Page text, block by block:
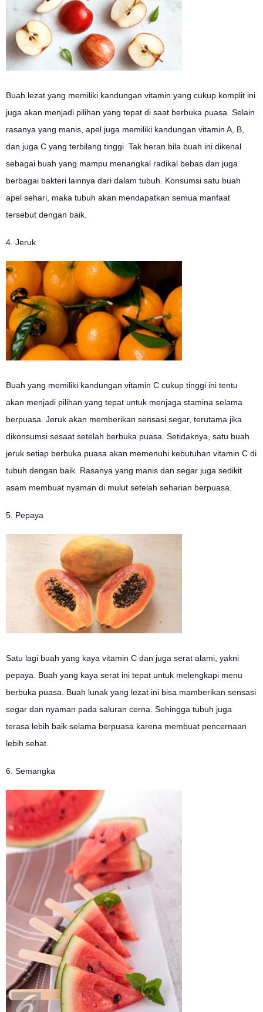
Buah lezat yang memiliki kandungan vitamin yang cukup komplit ini
juga akan menjadi pilihan yang tepat di saat berbuka puasa. Selain
rasanya yang manis, apel juga memiliki kandungan vitamin A, B,
dan juga C yang terbilang tinggi. Tak heran bila buah ini dikenal
sebagai buah yang mampu menangkal radikal bebas dan juga
berbagai bakteri lainnya dari dalam tubuh. Konsumsi satu buah
apel sehari, maka tubuh akan mendapatkan semua manfaat
tersebut dengan baik.
4. Jeruk
Buah yang memiliki kandungan vitamin C cukup tinggi ini tentu
akan menjadi pilihan yang tepat untuk menjaga stamina selama
berpuasa. Jeruk akan memberikan sensasi segar, terutama jika
dikonsumsi sesaat setelah berbuka puasa. Setidaknya, satu buah
jeruk setiap berbuka puasa akan memenuhi kebutuhan vitamin C di
tubuh dengan baik. Rasanya yang manis dan segar juga sedikit
asam membuat nyaman di mulut setelah seharian berpuasa.
5. Pepaya
Satu lagi buah yang kaya vitamin C dan juga serat alami, yakni
pepaya. Buah yang kaya serat ini tepat untuk melengkapi menu
berbuka puasa. Buah lunak yang lezat ini bisa mamberikan sensasi
segar dan nyaman pada saluran cerna. Sehingga tubuh juga
terasa lebih baik selama berpuasa karena membuat pencernaan
lebih sehat.
6. Semangka